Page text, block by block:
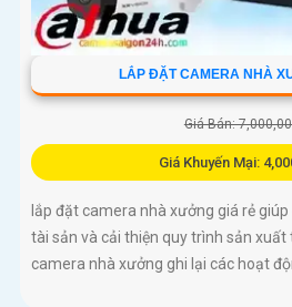
LẮP ĐẶT CAMERA NHÀ
Giá Bán:
Giá Khuyến Mại:
lắp đặt camera nhà xưởng giá rẻ
tài sản và cải thiện quy trình sản
camera nhà xưởng ghi lại các hoạt